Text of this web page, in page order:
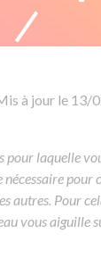
la conduite
à jour le 13/
pour laquelle
nécessaire pour
autres. Pour
vous aiguille